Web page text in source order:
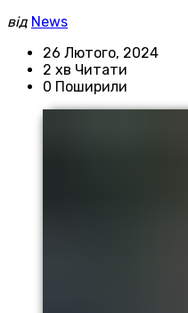
від News
26 Лютого, 2024
2 хв Читати
0 Поширили